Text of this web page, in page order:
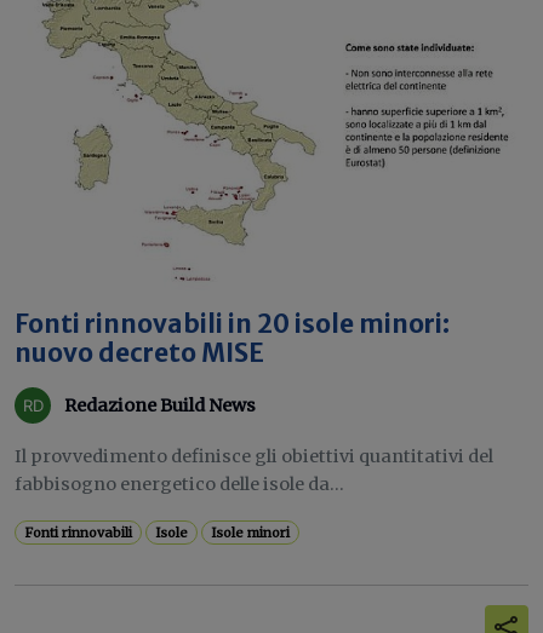
Fonti rinnovabili in 20 isole minori:
nuovo decreto MISE
Redazione Build News
Il provvedimento definisce gli obiettivi quantitativi del
fabbisogno energetico delle isole da...
Fonti rinnovabili Isole Isole minori